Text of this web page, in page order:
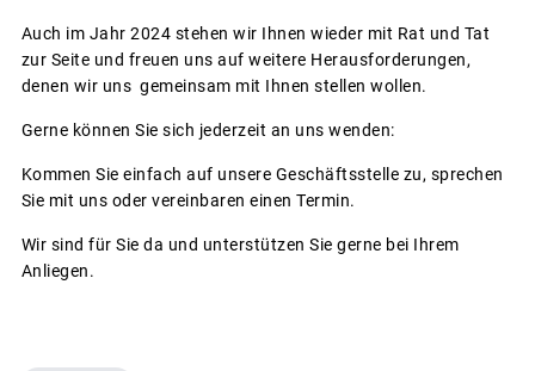
Auch im Jahr 2024 stehen wir Ihnen wieder mit Rat und Tat
zur Seite und freuen uns auf weitere Herausforderungen,
denen wir uns gemeinsam mit Ihnen stellen wollen.
Gerne können Sie sich jederzeit an uns wenden:
Kommen Sie einfach auf unsere Geschäftsstelle zu, sprechen
Sie mit uns oder vereinbaren einen Termin.
Wir sind für Sie da und unterstützen Sie gerne bei Ihrem
Anliegen.